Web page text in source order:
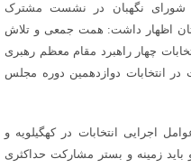
شورای نگهبان در نشست مشترک
اظهار داشت: همت جمعی و تلاش
چهار راهبرد مقام معظم رهبری
انتخابات دوازدهمین دوره مجلس
اجرایی انتخابات در کهگیلویه و
زمینه و بستر مشارکت حداکثری